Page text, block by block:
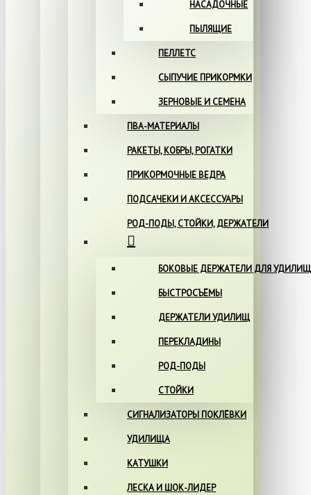
НАСАДОЧНЫЕ
ПЫЛЯЩИЕ
ПЕЛЛЕТС
СЫПУЧИЕ ПРИКОРМКИ
ЗЕРНОВЫЕ И СЕМЕНА
ПВА-МАТЕРИАЛЫ
РАКЕТЫ, КОБРЫ, РОГАТКИ
ПРИКОРМОЧНЫЕ ВЕДРА
ПОДСАЧЕКИ И АКСЕССУАРЫ
РОД-ПОДЫ, СТОЙКИ, ДЕРЖАТЕЛИ
БОКОВЫЕ ДЕРЖАТЕЛИ ДЛЯ УДИЛИЩ
БЫСТРОСЪЁМЫ
ДЕРЖАТЕЛИ УДИЛИЩ
ПЕРЕКЛАДИНЫ
РОД-ПОДЫ
СТОЙКИ
СИГНАЛИЗАТОРЫ ПОКЛЁВКИ
УДИЛИЩА
КАТУШКИ
ЛЕСКА И ШОК-ЛИДЕР